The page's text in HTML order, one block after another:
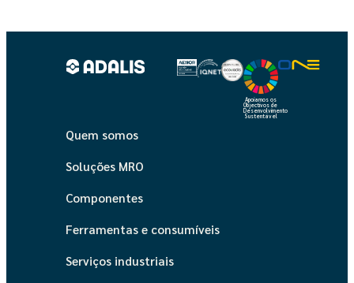
Apoiamos os
Objectivos de
Desenvolvimento
Sustentável
Quem somos
Soluções MRO
Componentes
Ferramentas e consumíveis
Serviços industriais